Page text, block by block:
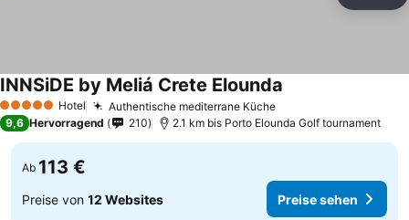
5 Sterne Hotel Authentische mediterrane Küche
INNSiDE by Meliá Crete Elounda
9,6 Hervorragend 210 2.1 km bis Porto Elounda Golf tournament
Ab 113 €
Preise von 12 Websites Preise sehen